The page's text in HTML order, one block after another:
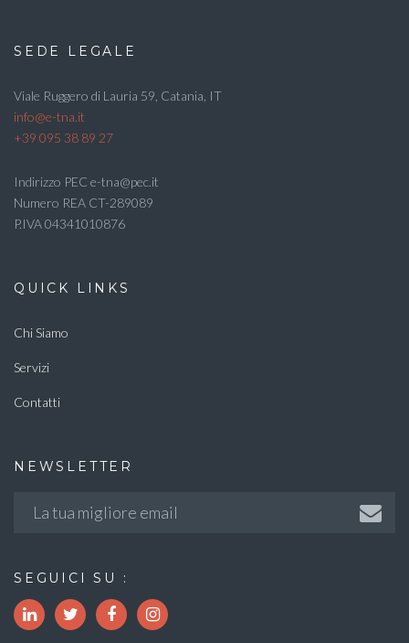
SEDE LEGALE
Viale Ruggero di Lauria 59, Catania, IT
info@e-tna.it
+39 095 38 89 27
Indirizzo PEC e-tna@pec.it
Numero REA CT-289089
P.IVA 04341010876
QUICK LINKS
Chi Siamo
Servizi
Contatti
NEWSLETTER
SEGUICI SU :